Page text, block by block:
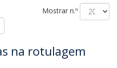
Mostrar n.º
na rotulagem